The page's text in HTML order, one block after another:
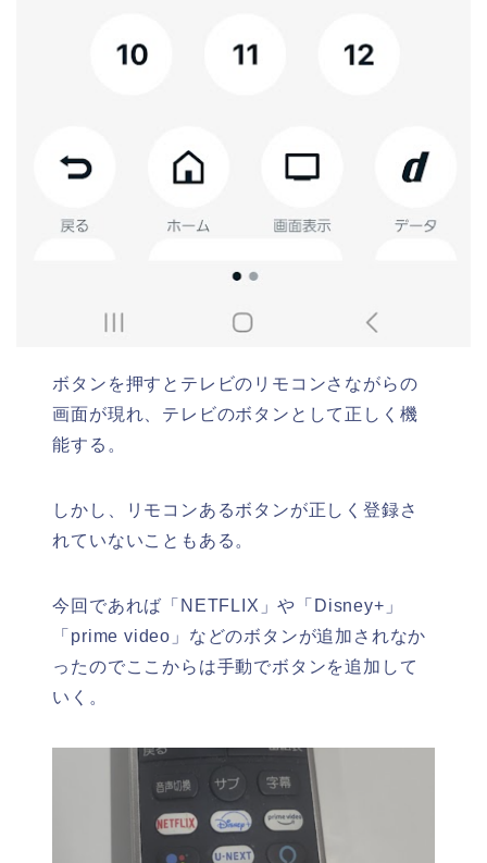
ボタンを押すとテレビのリモコンさながらの
画面が現れ、テレビのボタンとして正しく機
能する。
しかし、リモコンあるボタンが正しく登録さ
れていないこともある。
今回であれば「NETFLIX」や「Disney+」
「prime video」などのボタンが追加されなか
ったのでここからは手動でボタンを追加して
いく。